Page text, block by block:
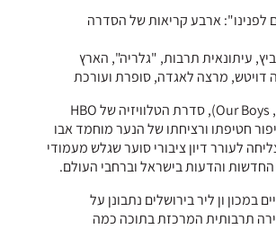
לפנינו": ארבע קריאות של הסדרה
עיתונאית תרבות, "גלריה", הארץ
דויטש, מרצה לאגדה, סופרת ועורכת
"הנערים" (فتیان, Our Boys), סדרת הטלוויזיה של HBO
חטיפתו ורציחתו של הנער מוחמד אבו
לעורר דיון ציבורי סוער שגלש מעמודי
החדשות והדעות בישראל וברחבי העולם.
במכון ון ליר בירושלים נתבונן על
תרבותית המרכזת בתוכה כמה